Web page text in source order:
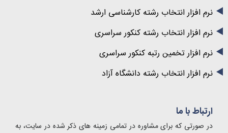
نرم افزار انتخاب رشته کارشناسی ارشد
نرم افزار انتخاب رشته کنکور سراسری
نرم افزار تخمین رتبه کنکور سراسری
نرم افزار انتخاب رشته دانشگاه آزاد
ارتباط با ما
در صورتی که برای مشاوره در تمامی زمینه های ذکر شده در سایت، به